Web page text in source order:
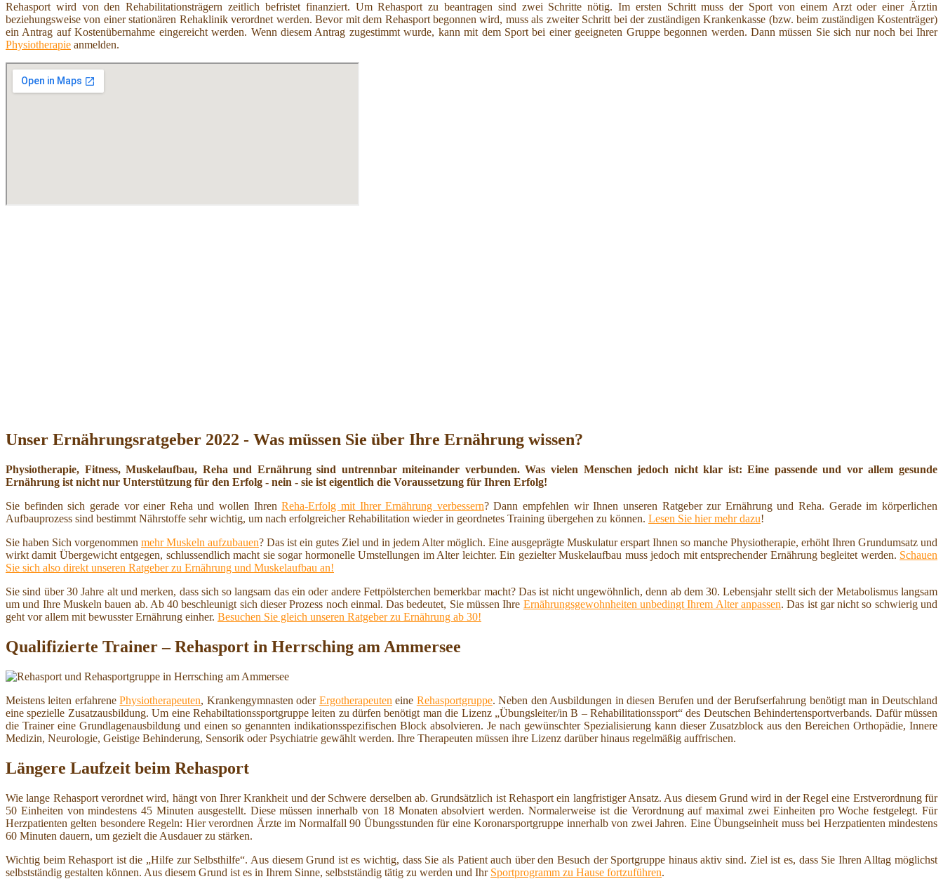
Rehasport wird von den Rehabilitationsträgern zeitlich befristet finanziert. Um Rehasport zu beantragen sind zwei Schritte nötig. Im ersten Schritt muss der Sport von einem Arzt oder einer Ärztin
beziehungsweise von einer stationären Rehaklinik verordnet werden. Bevor mit dem Rehasport begonnen wird, muss als zweiter Schritt bei der zuständigen Krankenkasse (bzw. beim zuständigen Kostenträger)
ein Antrag auf Kostenübernahme eingereicht werden. Wenn diesem Antrag zugestimmt wurde, kann mit dem Sport bei einer geeigneten Gruppe begonnen werden. Dann müssen Sie sich nur noch bei Ihrer
Physiotherapie anmelden.
Unser Ernährungsratgeber 2022 - Was müssen Sie über Ihre Ernährung wissen?
Physiotherapie, Fitness, Muskelaufbau, Reha und Ernährung sind untrennbar miteinander verbunden. Was vielen Menschen jedoch nicht klar ist: Eine passende und vor allem gesunde
Ernährung ist nicht nur Unterstützung für den Erfolg - nein - sie ist eigentlich die Voraussetzung für Ihren Erfolg!
Sie befinden sich gerade vor einer Reha und wollen IhrenReha-Erfolg mit Ihrer Ernährung verbessern? Dann empfehlen wir Ihnen unseren Ratgeber zur Ernährung und Reha. Gerade im körperlichen
Aufbauprozess sind bestimmt Nährstoffe sehr wichtig, um nach erfolgreicher Rehabilitation wieder in geordnetes Training übergehen zu können. Lesen Sie hier mehr dazu!
Sie haben Sich vorgenommen mehr Muskeln aufzubauen? Das ist ein gutes Ziel und in jedem Alter möglich. Eine ausgeprägte Muskulatur erspart Ihnen so manche Physiotherapie, erhöht Ihren Grundumsatz und
wirkt damit Übergewicht entgegen, schlussendlich macht sie sogar hormonelle Umstellungen im Alter leichter. Ein gezielter Muskelaufbau muss jedoch mit entsprechender Ernährung begleitet werden. Schauen
Sie sich also direkt unseren Ratgeber zu Ernährung und Muskelaufbau an!
Sie sind über 30 Jahre alt und merken, dass sich so langsam das ein oder andere Fettpölsterchen bemerkbar macht? Das ist nicht ungewöhnlich, denn ab dem 30. Lebensjahr stellt sich der Metabolismus langsam
um und Ihre Muskeln bauen ab. Ab 40 beschleunigt sich dieser Prozess noch einmal. Das bedeutet, Sie müssen Ihre Ernährungsgewohnheiten unbedingt Ihrem Alter anpassen. Das ist gar nicht so schwierig und
geht vor allem mit bewusster Ernährung einher. Besuchen Sie gleich unseren Ratgeber zu Ernährung ab 30!
Qualifizierte Trainer – Rehasport in Herrsching am Ammersee
Meistens leiten erfahrenePhysiotherapeuten, Krankengymnasten oder Ergotherapeuten eine Rehasportgruppe. Neben den Ausbildungen in diesen Berufen und der Berufserfahrung benötigt man in Deutschland
eine spezielle Zusatzausbildung. Um eine Rehabiltationssportgruppe leiten zu dürfen benötigt man die Lizenz „Übungsleiter/in B – Rehabilitationssport“ des Deutschen Behindertensportverbands. Dafür müssen
die Trainer eine Grundlagenausbildung und einen so genannten indikationsspezifischen Block absolvieren. Je nach gewünschter Spezialisierung kann dieser Zusatzblock aus den Bereichen Orthopädie, Innere
Medizin, Neurologie, Geistige Behinderung, Sensorik oder Psychiatrie gewählt werden. Ihre Therapeuten müssen ihre Lizenz darüber hinaus regelmäßig auffrischen.
Längere Laufzeit beim Rehasport
Wie lange Rehasport verordnet wird, hängt von Ihrer Krankheit und der Schwere derselben ab. Grundsätzlich ist Rehasport ein langfristiger Ansatz. Aus diesem Grund wird in der Regel eine Erstverordnung für
50 Einheiten von mindestens 45 Minuten ausgestellt. Diese müssen innerhalb von 18 Monaten absolviert werden. Normalerweise ist die Verordnung auf maximal zwei Einheiten pro Woche festgelegt. Für
Herzpatienten gelten besondere Regeln: Hier verordnen Ärzte im Normalfall 90 Übungsstunden für eine Koronarsportgruppe innerhalb von zwei Jahren. Eine Übungseinheit muss bei Herzpatienten mindestens
60 Minuten dauern, um gezielt die Ausdauer zu stärken.
Wichtig beim Rehasport ist die „Hilfe zur Selbsthilfe“. Aus diesem Grund ist es wichtig, dass Sie als Patient auch über den Besuch der Sportgruppe hinaus aktiv sind. Ziel ist es, dass Sie Ihren Alltag möglichst
selbstständig gestalten können. Aus diesem Grund ist es in Ihrem Sinne, selbstständig tätig zu werden und Ihr Sportprogramm zu Hause fortzuführen.